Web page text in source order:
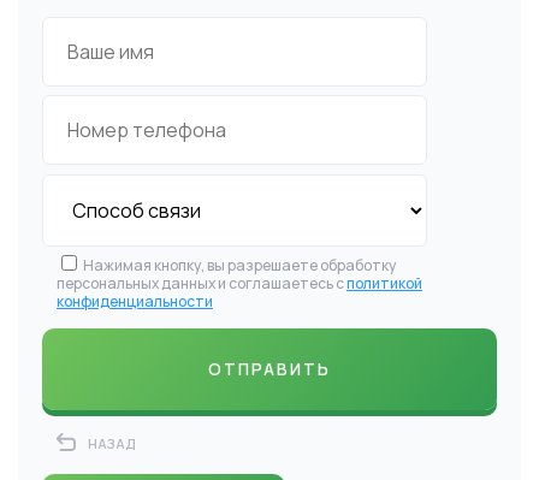
Нажимая кнопку, вы разрешаете обработку
персональных данных и соглашаетесь сполитикой
конфиденциальности
НАЗАД